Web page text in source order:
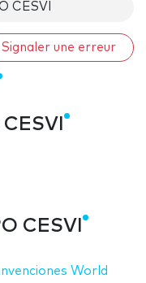
CESVI
Signaler une erreur
CESVI
World